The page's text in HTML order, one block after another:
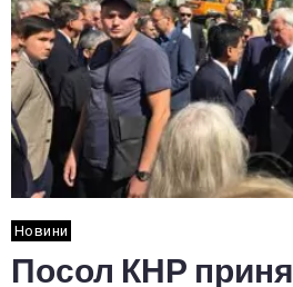
Новини
Посол КНР